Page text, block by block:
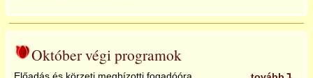
Október végi programok